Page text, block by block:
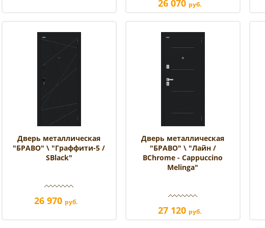
26 070 руб.
Дверь металлическая
"БРАВО" \ "Граффити-5 /
SBlack"
26 970 руб.
Дверь металлическая
"БРАВО" \ "Лайн /
BChrome - Cappuccino
Melinga"
27 120 руб.